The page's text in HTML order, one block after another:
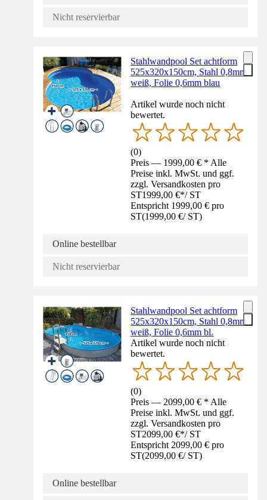
Nicht reservierbar
Stahlwandpool Set achtform
525x320x150cm, Stahl 0,8mm
weiß, Folie 0,6mm blau
Artikel wurde noch nicht
bewertet.
(0)
Preis — 1999,00 € * Alle
Preise inkl. MwSt. und ggf.
zzgl. Versandkosten pro
ST1999,00 €*/ ST
Entspricht 1999,00 € pro
ST(1999,00 €/ ST)
Online bestellbar
Nicht reservierbar
Stahlwandpool Set achtform
525x320x150cm, Stahl 0,8mm
weiß, Folie 0,6mm bl.
Artikel wurde noch nicht
bewertet.
(0)
Preis — 2099,00 € * Alle
Preise inkl. MwSt. und ggf.
zzgl. Versandkosten pro
ST2099,00 €*/ ST
Entspricht 2099,00 € pro
ST(2099,00 €/ ST)
Online bestellbar